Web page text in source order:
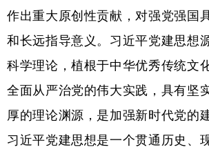
公益 一带一路 亚太网
文化产业
地方频道
作出重大原创性贡献，对强党强国
和长远指导意义。习近平党建思想
科学理论，植根于中华优秀传统文
全面从严治党的伟大实践，具有坚
厚的理论渊源，是加强新时代党的
习近平党建思想是一个贯通历史、